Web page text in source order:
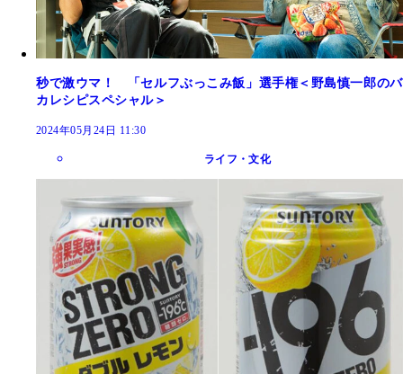
秒で激ウマ！ 「セルフぶっこみ飯」選手権＜野島慎一郎のバ
カレシピスペシャル＞
2024年05月24日 11:30
ライフ・文化